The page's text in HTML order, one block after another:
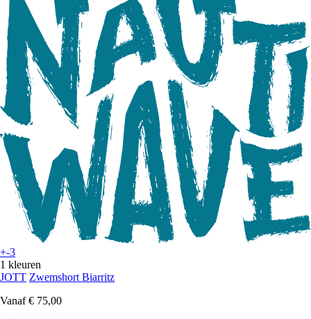
+-3
1 kleuren
JOTT Zwemshort Biarritz
Vanaf € 75,00